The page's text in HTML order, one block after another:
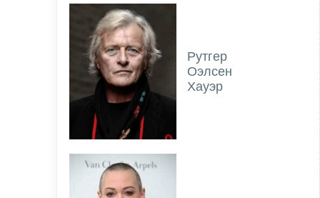
Рутгер
Оэлсен
Хауэр